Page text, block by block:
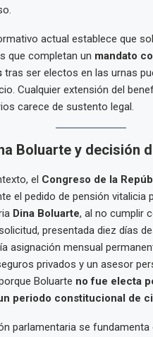
actual establece que
que completan un mandato
tras ser electos en las urnas
Cualquier extensión del
carece de sustento legal.
Boluarte y decisión
el Congreso de la
el pedido de pensión vitalicia
Dina Boluarte, al no cumplir
presentada diez días
asignación mensual
privados y un asesor
Boluarte no fue electa
periodo constitucional de
parlamentaria se fundamenta